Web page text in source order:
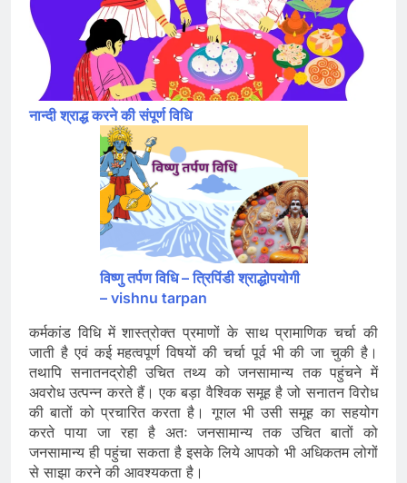
नान्दी श्राद्ध करने की संपूर्ण विधि
विष्णु तर्पण विधि – त्रिपिंडी श्राद्धोपयोगी
– vishnu tarpan
कर्मकांड विधि में शास्त्रोक्त प्रमाणों के साथ प्रामाणिक चर्चा की
जाती है एवं कई महत्वपूर्ण विषयों की चर्चा पूर्व भी की जा चुकी है।
तथापि सनातनद्रोही उचित तथ्य को जनसामान्य तक पहुंचने में
अवरोध उत्पन्न करते हैं। एक बड़ा वैश्विक समूह है जो सनातन विरोध
की बातों को प्रचारित करता है। गूगल भी उसी समूह का सहयोग
करते पाया जा रहा है अतः जनसामान्य तक उचित बातों को
जनसामान्य ही पहुंचा सकता है इसके लिये आपको भी अधिकतम लोगों
से साझा करने की आवश्यकता है।